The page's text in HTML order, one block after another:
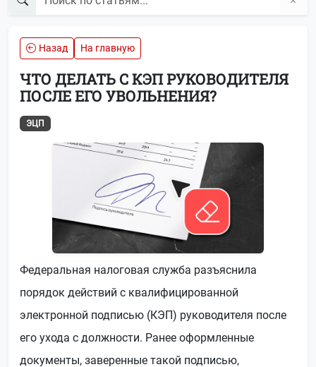
Назад На главную
ЧТО ДЕЛАТЬ С КЭП РУКОВОДИТЕЛЯ
ПОСЛЕ ЕГО УВОЛЬНЕНИЯ?
ЭЦП
Федеральная налоговая служба разъяснила
порядок действий с квалифицированной
электронной подписью (КЭП) руководителя после
его ухода с должности. Ранее оформленные
документы, заверенные такой подписью,